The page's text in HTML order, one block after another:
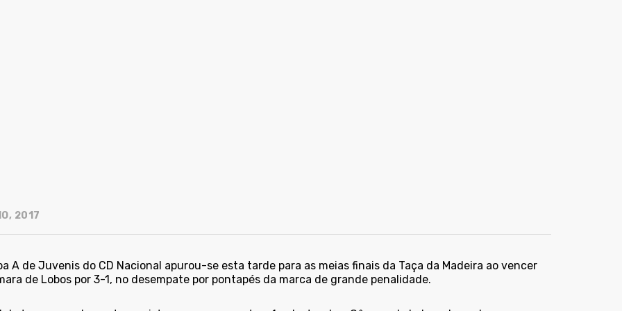
2017
A de Juvenis do CD Nacional apurou-se esta tarde para as meias finais da Taça da Madeira ao vencer
de Lobos por 3-1, no desempate por pontapés da marca de grande penalidade.